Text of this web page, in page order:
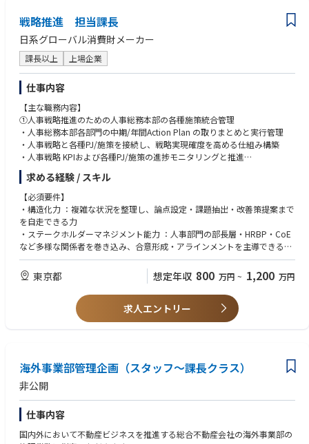
戦略推進 担当課長
日系グローバル消費財メーカー
課長以上 上場企業
仕事内容
【主な職務内容】
①人事戦略推進のための人事総務本部の各種施策統合管理
・人事総務本部各部門の中期/年間Action Plan の取りまとめと実行管理
・人事戦略と各種PJ/施策を接続し、戦略実現確度を高める仕組み構築
・人事戦略 KPIおよび各種PJ/施策の進捗モニタリングと推進
②人事戦略の効果的推進のための会議体の設計・運営
・Meeting Cadence（会議体系）の設計・更新および運営品質の向上
・人事戦略に関連する資料の策定（HR部長会議、人材戦略プロジェクト会
議、経営会議等）
・会議体横断のアジェンダ管理と関係者アライメント、および会議の実行
モニタリング、改善サイクルのリード
③人的データの分析と課題抽出・提案
・エンゲージメントサーベイや人的データ分析による課題抽出・提案
求める経験 / スキル
【必須要件】
・構造化力 ：複雑な状況を整理し、論点設定・課題抽出・改善策提案まで
を自走できる力
・ステークホルダーマネジメント能力 ：人事部門の部長層・HRBP・CoE
など多様な関係者を巻き込み、合意形成・アラインメントを主導できるフ
ァシリテーション能力
・意思決定支援スキル ：意思決定に必要な資料構成力（論点整理、示唆出
し、ストーリー設計）およびそれを効果的に伝達できるスキル
・人事データ分析力 ：サーベイデータ、人的資本KPIなど人事データを読
み解き、組織課題を可視化し、改善策を企画・提案できる力
・言語力 ：日本語・英語ともにビジネスレベル（議論、プレゼンテーショ
・事業会社での 人事企画・人事戦略・HRBP等の経験
・人事コンサルティングにおける 人事戦略の実行支援の経験
・予算管理／業務プロセス改善（BPR等）の経験
・経営層へのレポート作成・プレゼンテーション経験
東京都 想定年収 800 万円 ~ 1,200 万円
求人エントリー
海外事業部管理企画（スタッフ～課長クラス）
非公開
仕事内容
国内外において不動産ビジネスを推進する総合不動産会社の海外事業部の